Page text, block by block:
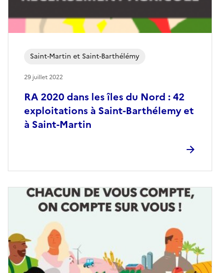
RA 2020 dans les îles du Nord : 42
exploitations à Saint-Barthélemy et
à Saint-Martin
Saint-Martin et Saint-Barthélémy
29 juillet 2022